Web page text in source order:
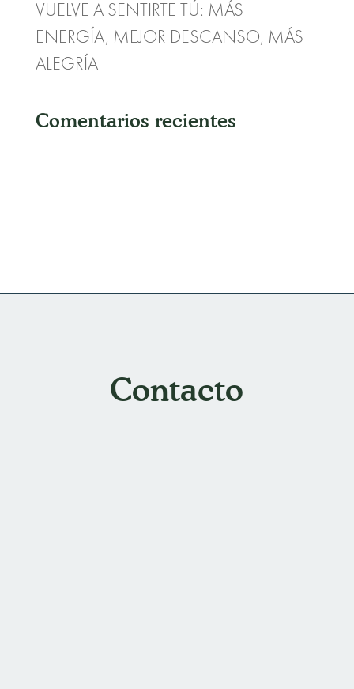
VUELVE A SENTIRTE TÚ: MÁS
ENERGÍA, MEJOR DESCANSO, MÁS
ALEGRÍA
Comentarios recientes
Contacto